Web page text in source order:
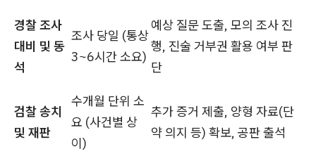
경찰 조사
대비 및 동
석
조사 당일 (통상
3~6시간 소요)
예상 질문 도출, 모의 조사 진
행, 진술 거부권 활용 여부 판
단
검찰 송치
및 재판
수개월 단위 소
요 (사건별 상
이)
추가 증거 제출, 양형 자료(단
약 의지 등) 확보, 공판 출석